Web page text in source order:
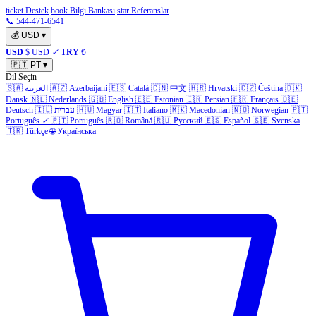
ticket Destek book Bilgi Bankası star Referanslar
📞 544-471-6541
💰 USD ▾
USD $ USD ✓ TRY ₺
🇵🇹 PT ▾
Dil Seçin
🇸🇦 العربية 🇦🇿 Azerbaijani 🇪🇸 Català 🇨🇳 中文 🇭🇷 Hrvatski 🇨🇿 Čeština 🇩🇰
Dansk 🇳🇱 Nederlands 🇬🇧 English 🇪🇪 Estonian 🇮🇷 Persian 🇫🇷 Français 🇩🇪
Deutsch 🇮🇱 עברית 🇭🇺 Magyar 🇮🇹 Italiano 🇲🇰 Macedonian 🇳🇴 Norwegian 🇵🇹
Português ✓ 🇵🇹 Português 🇷🇴 Română 🇷🇺 Русский 🇪🇸 Español 🇸🇪 Svenska
🇹🇷 Türkçe 🌐 Українська